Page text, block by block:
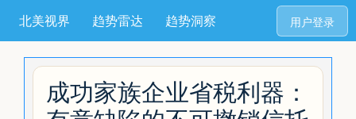
北美视界 趋势雷达 趋势洞察 用户登录
成功家族企业省税利器：